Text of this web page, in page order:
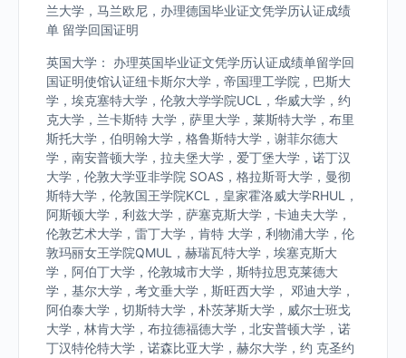
兰大学，马兰欧尼，办理德国毕业证文凭学历认证成绩
单 留学回国证明
英国大学： 办理英国毕业证文凭学历认证成绩单留学回
国证明使馆认证纽卡斯尔大学，帝国理工学院，巴斯大
学，埃克塞特大学，伦敦大学学院UCL，华威大学，约
克大学，兰卡斯特 大学，萨里大学，莱斯特大学，布里
斯托大学，伯明翰大学，格鲁斯特大学，谢菲尔德大
学，南安普顿大学，拉夫堡大学，爱丁堡大学，诺丁汉
大学，伦敦大学亚非学院 SOAS，格拉斯哥大学，曼彻
斯特大学，伦敦国王学院KCL，皇家霍洛威大学RHUL，
阿斯顿大学，利兹大学，萨塞克斯大学，卡迪夫大学，
伦敦艺术大学，雷丁大学，肯特 大学，利物浦大学，伦
敦玛丽女王学院QMUL，赫瑞瓦特大学，埃塞克斯大
学，阿伯丁大学，伦敦城市大学，斯特拉思克莱德大
学，基尔大学，考文垂大学，斯旺西大学， 邓迪大学，
阿伯泰大学，切斯特大学，朴茨茅斯大学，威尔士班戈
大学，林肯大学，布拉德福德大学，北安普顿大学，诺
丁汉特伦特大学，诺森比亚大学，赫尔大学，约 克圣约